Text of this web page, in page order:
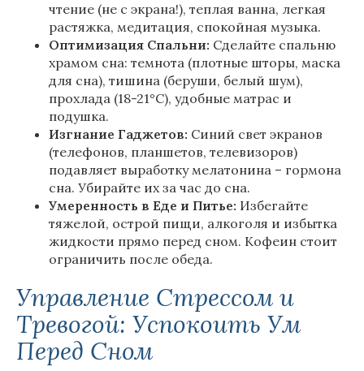
чтение (не с экрана!), теплая ванна, легкая
растяжка, медитация, спокойная музыка.
Оптимизация Спальни: Сделайте спальню
храмом сна: темнота (плотные шторы, маска
для сна), тишина (беруши, белый шум),
прохлада (18-21°C), удобные матрас и
подушка.
Изгнание Гаджетов: Синий свет экранов
(телефонов, планшетов, телевизоров)
подавляет выработку мелатонина – гормона
сна. Убирайте их за час до сна.
Умеренность в Еде и Питье: Избегайте
тяжелой, острой пищи, алкоголя и избытка
жидкости прямо перед сном. Кофеин стоит
ограничить после обеда.
Управление Стрессом и
Тревогой: Успокоить Ум
Перед Сном